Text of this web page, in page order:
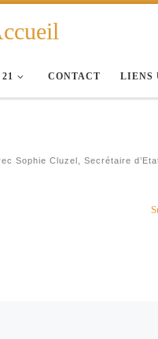
CONTACT LIENS
Sophie Cluzel, Secrétaire